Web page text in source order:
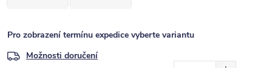
Pro zobrazení termínu expedice vyberte variantu
Možnosti doručení